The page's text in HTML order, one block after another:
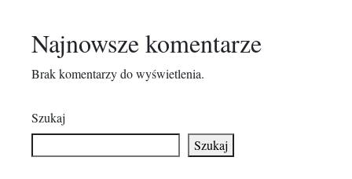
Najnowsze komentarze
Brak komentarzy do wyświetlenia.
Szukaj
Szukaj